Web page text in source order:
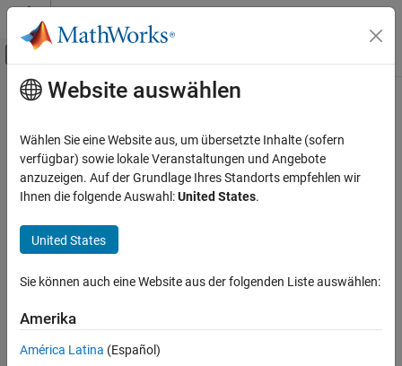
Weiter zum Inhalt
Umschaltung für Off-Canvas-
Startseite der Dokumentation
MATLAB Report Generator
Report Generator Development
Report Generator Creation
mlreportgen.dom.MessageFilter Class
Properties
Version History
See Also
Hauptinhalt
mlreportgen.dom.MessageFilter
Class
Namespace: mlreportgen.dom
Description
Filter for messages dispatched by the message dispatcher.
Themlreportgen.dom.MessageFilter
Website auswählen
Wählen Sie eine Website aus, um übersetzte Inhalte (sofern
verfügbar) sowie lokale Veranstaltungen und Angebote
anzuzeigen. Auf der Grundlage Ihres Standorts empfehlen wir
Ihnen die folgende Auswahl:United States.
United States
Sie können auch eine Website aus der folgenden Liste auswählen:
Amerika
América Latina (Español)